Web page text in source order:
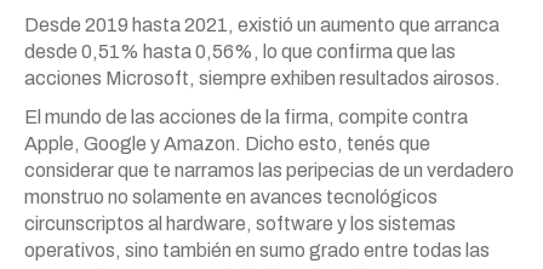
Desde 2019 hasta 2021, existió un aumento que arranca
desde 0,51% hasta 0,56%, lo que confirma que las
acciones Microsoft, siempre exhiben resultados airosos.
El mundo de las acciones de la firma, compite contra
Apple, Google y Amazon. Dicho esto, tenés que
considerar que te narramos las peripecias de un verdadero
monstruo no solamente en avances tecnológicos
circunscriptos al hardware, software y los sistemas
operativos, sino también en sumo grado entre todas las